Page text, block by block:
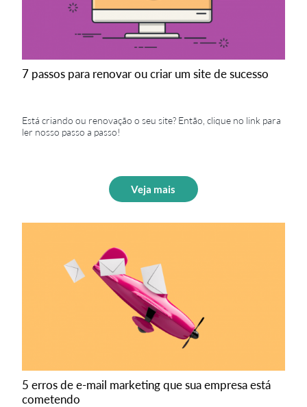
7 passos para renovar ou criar um site de sucesso
Está criando ou renovação o seu site? Então, clique no link para
ler nosso passo a passo!
Veja mais
5 erros de e-mail marketing que sua empresa está
cometendo